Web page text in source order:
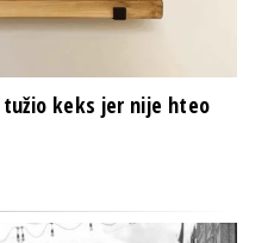
tužio keks jer nije hteo